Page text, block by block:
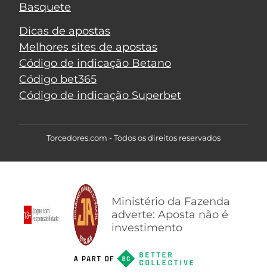
Basquete
Dicas de apostas
Melhores sites de apostas
Código de indicação Betano
Código bet365
Código de indicação Superbet
Torcedores.com - Todos os direitos reservados
Ministério da Fazenda
adverte: Aposta não é
investimento